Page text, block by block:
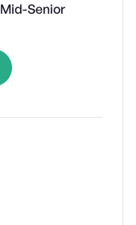
Mid-Senior